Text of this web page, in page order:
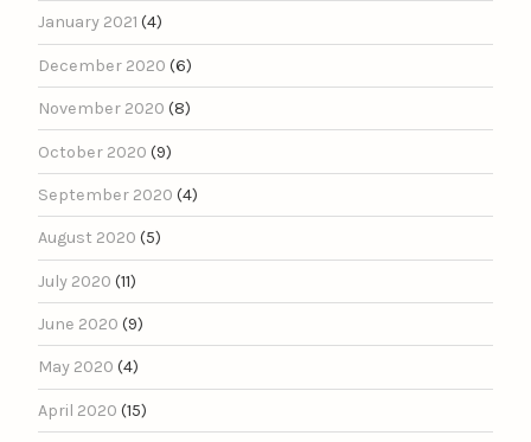
January 2021 (4)
December 2020 (6)
November 2020 (8)
October 2020 (9)
September 2020 (4)
August 2020 (5)
July 2020 (11)
June 2020 (9)
May 2020 (4)
April 2020 (15)